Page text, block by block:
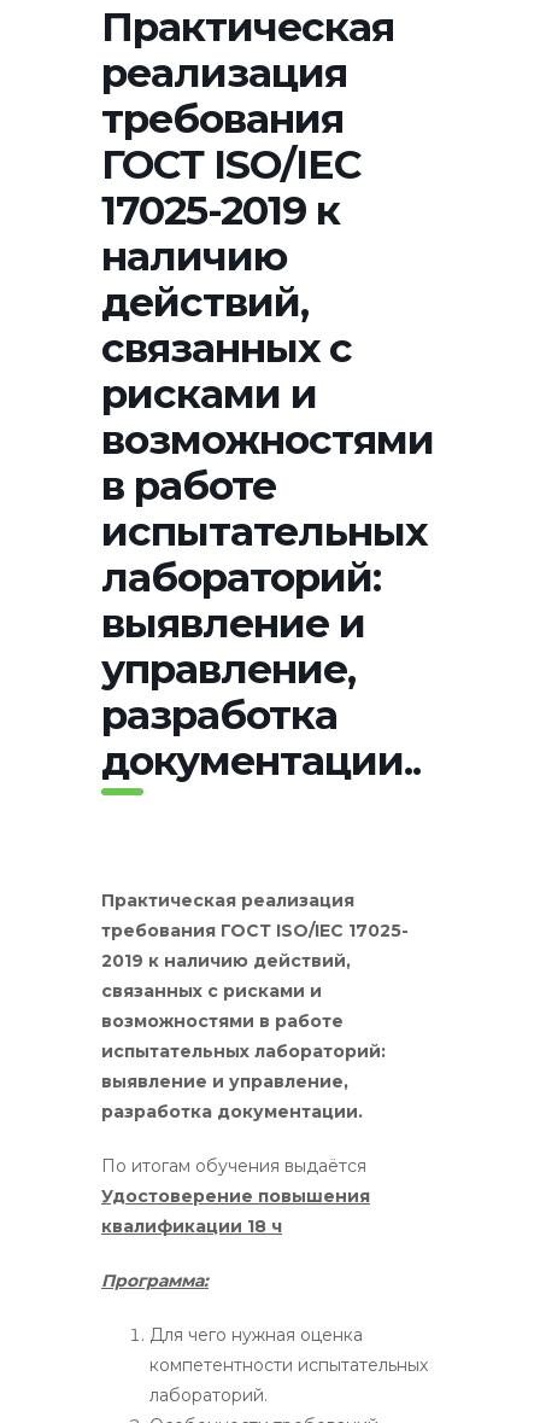
Практическая
реализация
требования
ГОСТ ISO/IEC
17025-2019 к
наличию
действий,
связанных с
рисками и
возможностями
в работе
испытательных
лабораторий:
выявление и
управление,
разработка
документации..
Практическая реализация
требования ГОСТ ISO/IEC 17025-
2019 к наличию действий,
связанных с рисками и
возможностями в работе
испытательных лабораторий:
выявление и управление,
разработка документации.
По итогам обучения выдаётся
Удостоверение повышения
квалификации 18 ч
Программа:
Для чего нужная оценка
компетентности испытательных
лабораторий.